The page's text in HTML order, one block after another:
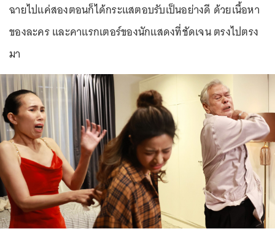
ฉายไปแค่สองตอนก็ได้กระแสตอบรับเป็นอย่างดี ด้วยเนื้อหา
ของละคร และคาแรกเตอร์ของนักแสดงที่ชัดเจน ตรงไปตรง
มา